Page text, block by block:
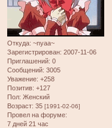
Откуда: ~nyaa~
Зарегистрирован: 2007-11-06
Приглашений: 0
Сообщений: 3005
Уважение: +258
Позитив: +127
Пол: Женский
Возраст: 35 [1991-02-06]
Провел на форуме:
7 дней 21 час